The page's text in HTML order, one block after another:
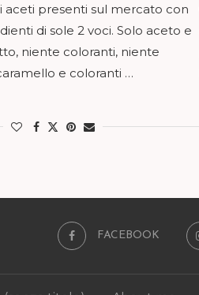
aceti presenti sul mercato con
di sole 2 voci. Solo aceto e
niente coloranti, niente
e coloranti …
FACEBOOK